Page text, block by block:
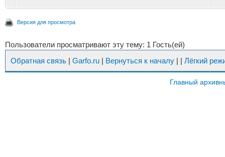
Версия для просмотра
Пользователи просматривают эту тему: 1 Гость(ей)
Обратная связь | Garfo.ru | Вернуться к началу | | Лёгкий
Главный